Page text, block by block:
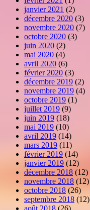
janvier 2021 (2)
décembre 2020 (3)
novembre 2020 (7)
octobre 2020 (3)
juin 2020 (2)
mai 2020 (4)
avril 2020 (6)
février 2020 (3)
décembre 2019 (2)
novembre 2019 (4)
octobre 2019 (1)
juillet 2019 (9)
juin 2019 (18)
mai 2019 (10)
avril 2019 (14)
mars 2019 (11)
février 2019 (14)
janvier 2019 (12)
décembre 2018 (12)
novembre 2018 (12)
octobre 2018 (26)
septembre 2018 (12)
août 2018 (26)